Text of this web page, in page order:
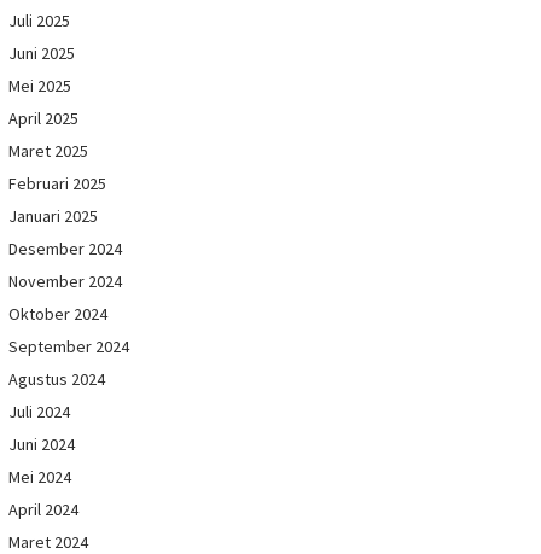
Juli 2025
Juni 2025
Mei 2025
April 2025
Maret 2025
Februari 2025
Januari 2025
Desember 2024
November 2024
Oktober 2024
September 2024
Agustus 2024
Juli 2024
Juni 2024
Mei 2024
April 2024
Maret 2024